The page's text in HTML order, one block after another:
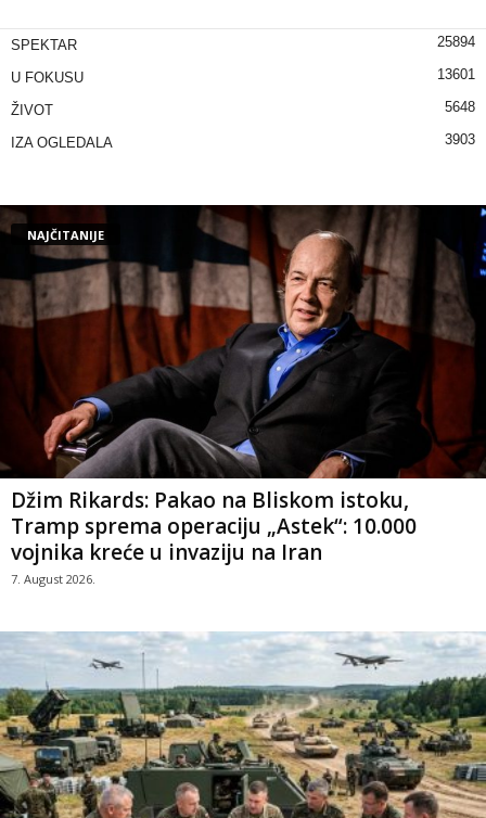
SPEKTAR 25894
U FOKUSU 13601
ŽIVOT 5648
IZA OGLEDALA 3903
NAJČITANIJE
Džim Rikards: Pakao na Bliskom istoku,
Tramp sprema operaciju „Astek“: 10.000
vojnika kreće u invaziju na Iran
7. August 2026.